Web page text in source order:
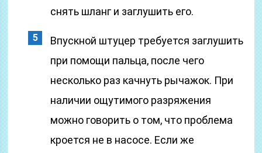
снять шланг и заглушить его.
Впускной штуцер требуется заглушить
при помощи пальца, после чего
несколько раз качнуть рычажок. При
наличии ощутимого разряжения
можно говорить о том, что проблема
кроется не в насосе. Если же